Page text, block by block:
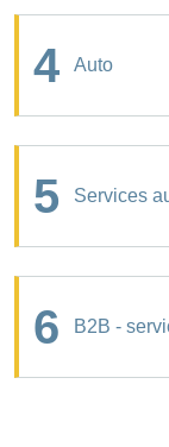
4 Auto
5 Services
6 B2B -